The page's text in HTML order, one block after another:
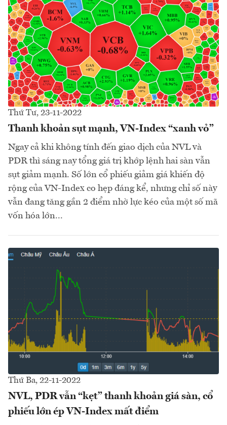
Thứ Tư, 23-11-2022
Thanh khoản sụt mạnh, VN-Index “xanh vỏ”
Ngay cả khi không tính đến giao dịch của NVL và
PDR thì sáng nay tổng giá trị khớp lệnh hai sàn vẫn
sụt giảm mạnh. Số lớn cổ phiếu giảm giá khiến độ
rộng của VN-Index co hẹp đáng kể, nhưng chỉ số này
vẫn đang tăng gần 2 điểm nhờ lực kéo của một số mã
vốn hóa lớn...
Thứ Ba, 22-11-2022
NVL, PDR vẫn “kẹt” thanh khoản giá sàn, cổ
phiếu lớn ép VN-Index mất điểm